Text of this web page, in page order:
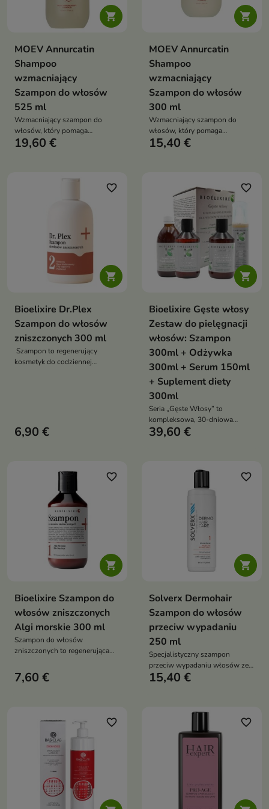

MOEV Annurcatin
Shampoo
wzmacniający
Szampon do włosów
525 ml
Wzmacniający szampon do
włosów, który pomaga
ograniczyć wypadanie włosów,
19,60 €

MOEV Annurcatin
Shampoo
wzmacniający
Szampon do włosów
300 ml
Wzmacniający szampon do
włosów, który pomaga
ograniczyć wypadanie włosów,
15,40 €

favorite_border
Bioelixire Dr.Plex
Szampon do włosów
zniszczonych 300 ml
Szampon to regenerujący
kosmetyk do codziennej
6,90 €

favorite_border
Bioelixire Gęste włosy
Zestaw do pielęgnacji
włosów: Szampon
300ml + Odżywka
300ml + Serum 150ml
+ Suplement diety
300ml
Seria „Gęste Włosy” to
kompleksowa, 30-dniowa
kuracja przeciw wypadaniu
przyspiesza wzrost i poprawia
ogólną kondycję włosów
39,60 €

favorite_border
Bioelixire Szampon do
włosów zniszczonych
Algi morskie 300 ml
Szampon do włosów
zniszczonych to regenerująca
wzmacnia, nawilża i
odbudowuje strukturę
7,60 €

favorite_border
Solverx Dermohair
Szampon do włosów
przeciw wypadaniu
250 ml
Specjalistyczny szampon
przeciw wypadaniu włosów ze
sfinganiną, kofeiną i
15,40 €
favorite_border favorite_border